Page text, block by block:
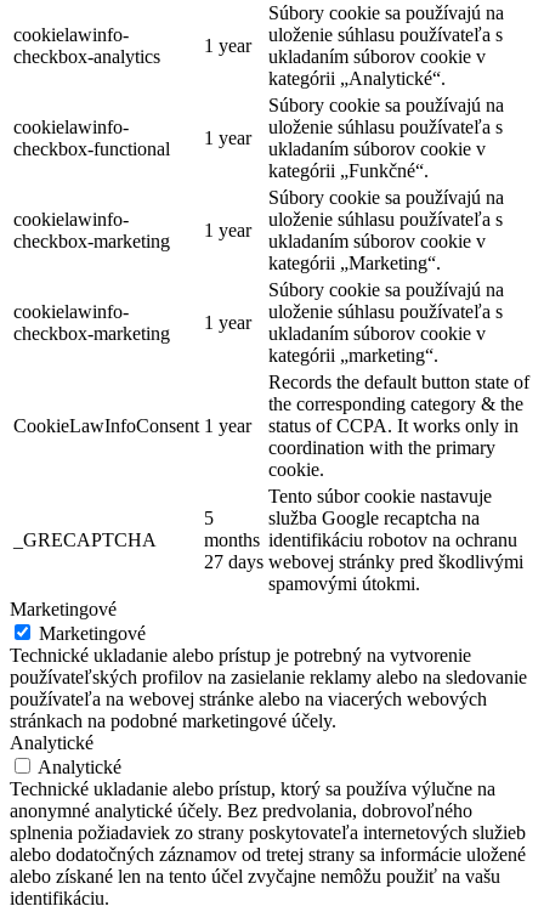
cookielawinfo-
checkbox-analytics
1 year
Súbory cookie sa používajú na
uloženie súhlasu používateľa s
ukladaním súborov cookie v
kategórii „Analytické“.
cookielawinfo-
checkbox-functional
1 year
Súbory cookie sa používajú na
uloženie súhlasu používateľa s
ukladaním súborov cookie v
kategórii „Funkčné“.
cookielawinfo-
checkbox-marketing
1 year
Súbory cookie sa používajú na
uloženie súhlasu používateľa s
ukladaním súborov cookie v
kategórii „Marketing“.
cookielawinfo-
checkbox-marketing
1 year
Súbory cookie sa používajú na
uloženie súhlasu používateľa s
ukladaním súborov cookie v
kategórii „marketing“.
CookieLawInfoConsent 1 year
Records the default button state of
the corresponding category & the
status of CCPA. It works only in
coordination with the primary
cookie.
_GRECAPTCHA
5
months
27 days
Tento súbor cookie nastavuje
služba Google recaptcha na
identifikáciu robotov na ochranu
webovej stránky pred škodlivými
spamovými útokmi.
Marketingové
Marketingové
Technické ukladanie alebo prístup je potrebný na vytvorenie
používateľských profilov na zasielanie reklamy alebo na sledovanie
používateľa na webovej stránke alebo na viacerých webových
stránkach na podobné marketingové účely.
Analytické
Analytické
Technické ukladanie alebo prístup, ktorý sa používa výlučne na
anonymné analytické účely. Bez predvolania, dobrovoľného
splnenia požiadaviek zo strany poskytovateľa internetových služieb
alebo dodatočných záznamov od tretej strany sa informácie uložené
alebo získané len na tento účel zvyčajne nemôžu použiť na vašu
identifikáciu.